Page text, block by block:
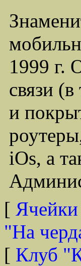
1999 г.
связи
и
iOs, а
[ Ячейки
"На
[ Клуб